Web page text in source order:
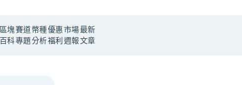
區塊
百科
賽道
專題
幣種
分析
優惠
福利
市場
週報
最新
文章